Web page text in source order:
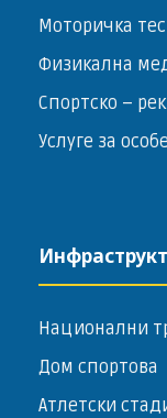
Моторичка
Физикална
Спортско –
Услуге за
Национални
Дом спортова
Атлетски